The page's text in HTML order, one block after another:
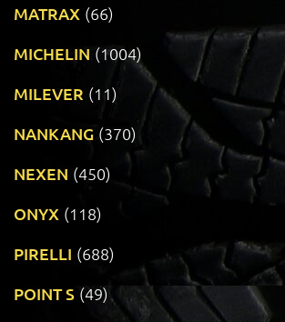
MATRAX (66)
MICHELIN (1004)
MILEVER (11)
NANKANG (370)
NEXEN (450)
ONYX (118)
PIRELLI (688)
POINT S (49)